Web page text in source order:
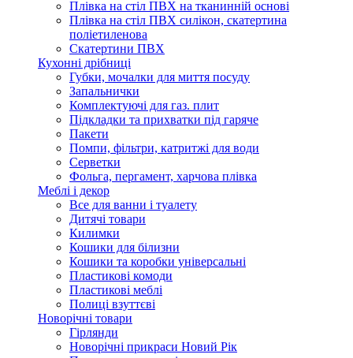
Плівка на стіл ПВХ на тканинній основі
Плівка на стіл ПВХ силікон, скатертина
поліетиленова
Скатертини ПВХ
Кухонні дрібниці
Губки, мочалки для миття посуду
Запальнички
Комплектуючі для газ. плит
Підкладки та прихватки під гаряче
Пакети
Помпи, фільтри, катритжі для води
Серветки
Фольга, пергамент, харчова плівка
Меблі і декор
Все для ванни і туалету
Дитячі товари
Килимки
Кошики для білизни
Кошики та коробки універсальні
Пластикові комоди
Пластикові меблі
Полиці взуттєві
Новорічні товари
Гірлянди
Новорічні прикраси Новий Рік